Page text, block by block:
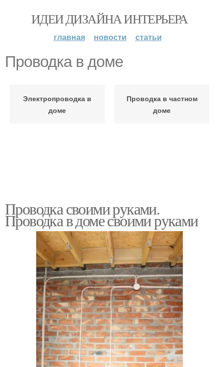
ИДЕИ ДИЗАЙНА ИНТЕРЬЕРА
главная новости статьи
Проводка в доме
Электропроводка в
доме
Проводка в частном
доме
Проводка своими руками.
Проводка в доме своими руками